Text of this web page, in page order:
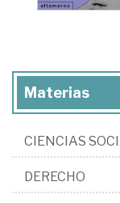
Materias
CIENCIAS
DERECHO